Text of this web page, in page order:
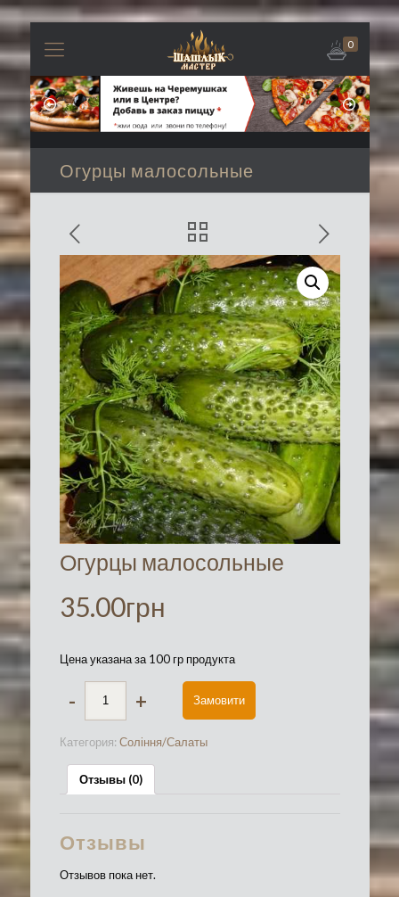
0
Огурцы малосольные
Огурцы малосольные
35.00грн
Цена указана за 100 гр продукта
- + Замовити
Категория: Соління/Салаты
Отзывы (0)
Отзывы
Отзывов пока нет.